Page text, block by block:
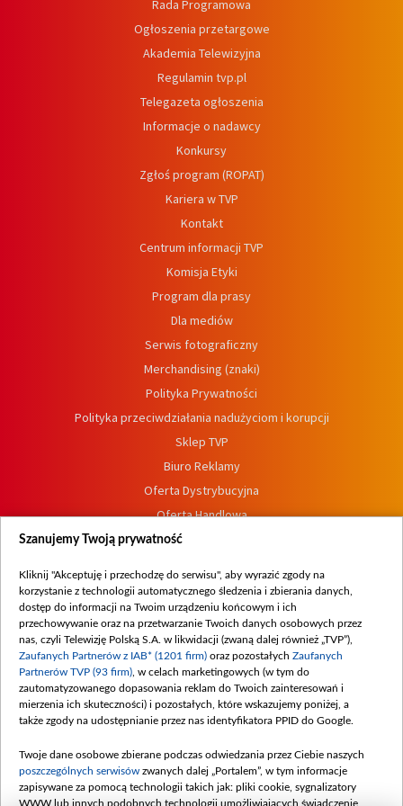
Rada Programowa
Ogłoszenia przetargowe
Akademia Telewizyjna
Regulamin tvp.pl
Telegazeta ogłoszenia
Informacje o nadawcy
Konkursy
Zgłoś program (ROPAT)
Kariera w TVP
Kontakt
Centrum informacji TVP
Komisja Etyki
Program dla prasy
Dla mediów
Serwis fotograficzny
Merchandising (znaki)
Polityka Prywatności
Polityka przeciwdziałania nadużyciom i korupcji
Sklep TVP
Biuro Reklamy
Oferta Dystrybucyjna
Oferta Handlowa
Dostępność
Procedura zgłoszeń wewnętrznych
Szanujemy Twoją prywatność
Kliknij "Akceptuję i przechodzę do serwisu", aby wyrazić zgody na
korzystanie z technologii automatycznego śledzenia i zbierania danych,
dostęp do informacji na Twoim urządzeniu końcowym i ich
przechowywanie oraz na przetwarzanie Twoich danych osobowych przez
nas, czyli Telewizję Polską S.A. w likwidacji (zwaną dalej również „TVP”),
Zaufanych Partnerów z IAB* (1201 firm) oraz pozostałych Zaufanych
Partnerów TVP (93 firm) , w celach marketingowych (w tym do
zautomatyzowanego dopasowania reklam do Twoich zainteresowań i
mierzenia ich skuteczności) i pozostałych, które wskazujemy poniżej, a
także zgody na udostępnianie przez nas identyfikatora PPID do Google.
Twoje dane osobowe zbierane podczas odwiedzania przez Ciebie naszych
poszczególnych serwisów zwanych dalej „Portalem”, w tym informacje
zapisywane za pomocą technologii takich jak: pliki cookie, sygnalizatory
WWW lub innych podobnych technologii umożliwiających świadczenie